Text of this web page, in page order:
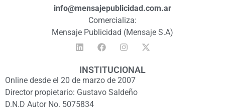
info@mensajepublicidad.com.ar
Comercializa:
Mensaje Publicidad (Mensaje S.A)
INSTITUCIONAL
Online desde el 20 de marzo de 2007
Director propietario: Gustavo Saldeño
D.N.D Autor No. 5075834